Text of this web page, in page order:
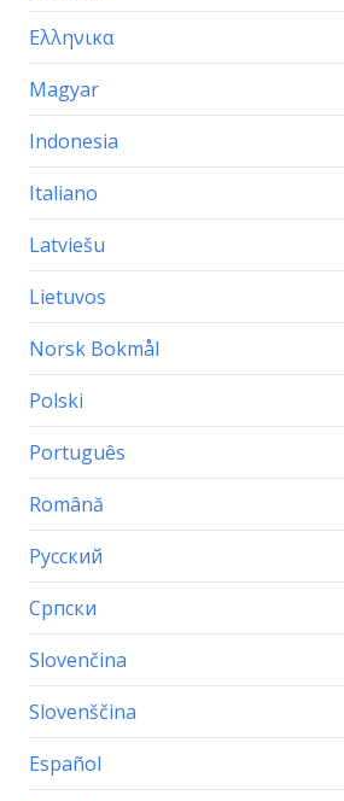
Ελληνικα
Magyar
Indonesia
Italiano
Latviešu
Lietuvos
Norsk Bokmål
Polski
Português
Română
Русский
Српски
Slovenčina
Slovenščina
Español